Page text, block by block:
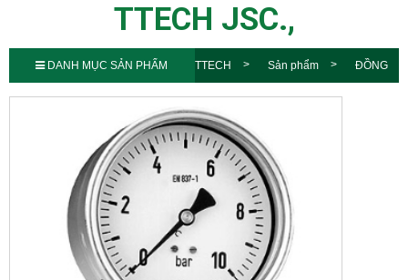
TTECH JSC.,
DANH MỤC SẢN PHẨM TTECH Sản phẩm ĐỒNG
HỒ ĐO ÁP SUẤT